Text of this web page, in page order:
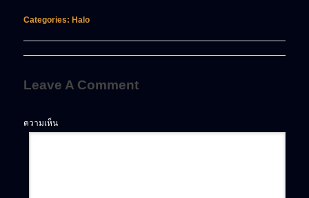
Categories: Halo
Leave A Comment
ความเห็น